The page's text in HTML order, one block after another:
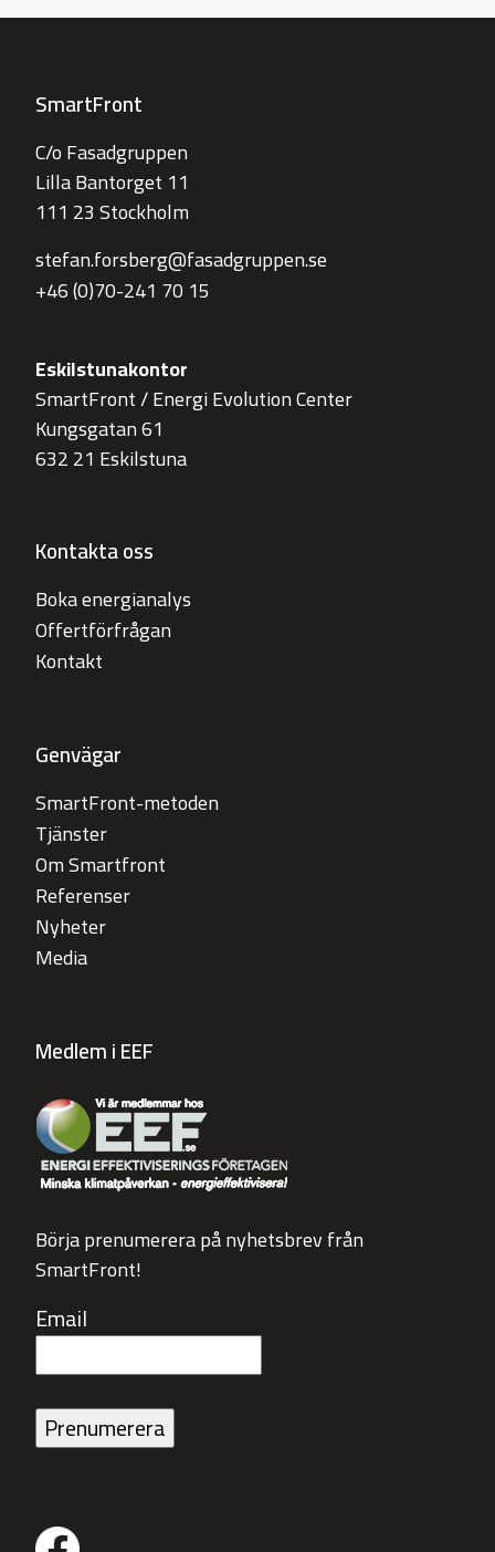
SmartFront
C/o Fasadgruppen
Lilla Bantorget 11
111 23 Stockholm
stefan.forsberg@fasadgruppen.se
+46 (0)70-241 70 15
Eskilstunakontor
SmartFront / Energi Evolution Center
Kungsgatan 61
632 21 Eskilstuna
Kontakta oss
Boka energianalys
Offertförfrågan
Kontakt
Genvägar
SmartFront-metoden
Tjänster
Om Smartfront
Referenser
Nyheter
Media
Medlem i EEF
Börja prenumerera på nyhetsbrev från
SmartFront!
Email